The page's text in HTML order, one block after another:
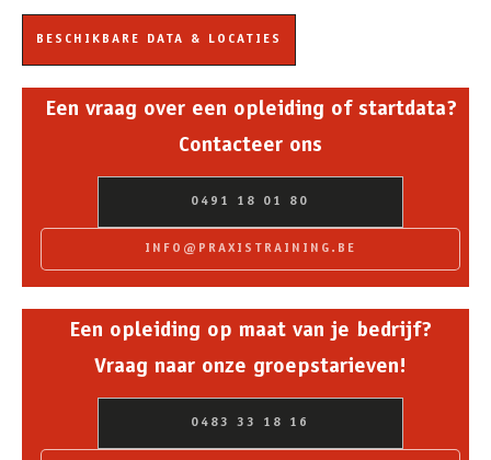
BESCHIKBARE DATA & LOCATIES
Een vraag over een opleiding of startdata?
Contacteer ons
0491 18 01 80
INFO@PRAXISTRAINING.BE
Een opleiding op maat van je bedrijf?
Vraag naar onze groepstarieven!
0483 33 18 16